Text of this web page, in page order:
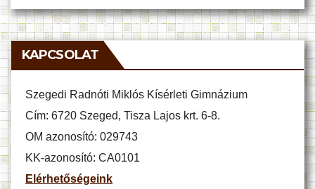
KAPCSOLAT
Szegedi Radnóti Miklós Kísérleti Gimnázium
Cím: 6720 Szeged, Tisza Lajos krt. 6-8.
OM azonosító: 029743
KK-azonosító: CA0101
Elérhetőségeink